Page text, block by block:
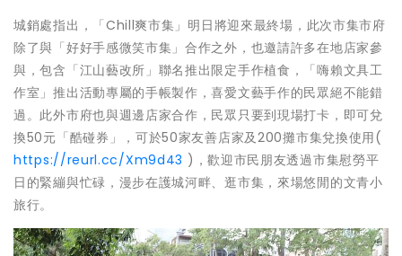
城銷處指出，「Chill爽市集」明日將迎來最終場，此次市集市府
除了與「好好手感微笑市集」合作之外，也邀請許多在地店家參
與，包含「江山藝改所」聯名推出限定手作植食，「嗨賴文具工
作室」推出活動專屬的手帳製作，喜愛文藝手作的民眾絕不能錯
過。此外市府也與週邊店家合作，民眾只要到現場打卡，即可兌
換50元「酷碰券」，可於50家友善店家及200攤市集兌換使用(
https://reurl.cc/Xm9d43 )，歡迎市民朋友透過市集慰勞平
日的緊繃與忙碌，漫步在護城河畔、逛市集，來場悠閒的文青小
旅行。